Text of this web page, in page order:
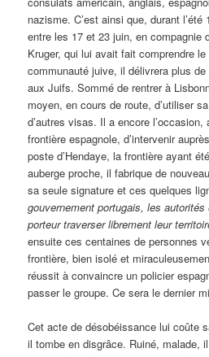
nazisme. C’est ainsi que, durant
entre les 17 et 23 juin, en compagnie
Kruger, qui lui avait fait comprendre
communauté juive, il délivrera plus
aux Juifs. Sommé de rentrer à
moyen, en cours de route, d’utiliser
d’autres visas. Il a encore
frontière espagnole, d’intervenir
poste d’Hendaye, la frontière ayant
auberge proche, il fabrique de
sa seule signature et ces quelques
gouvernement portugais, les
porteur traverser librement leur
ensuite ces centaines de personnes
frontière, bien isolé et
réussit à convaincre un policier
passer le groupe. Ce sera le dernier
Cet acte de désobéissance lui coûte
il tombe en disgrâce. Ruiné, malade,